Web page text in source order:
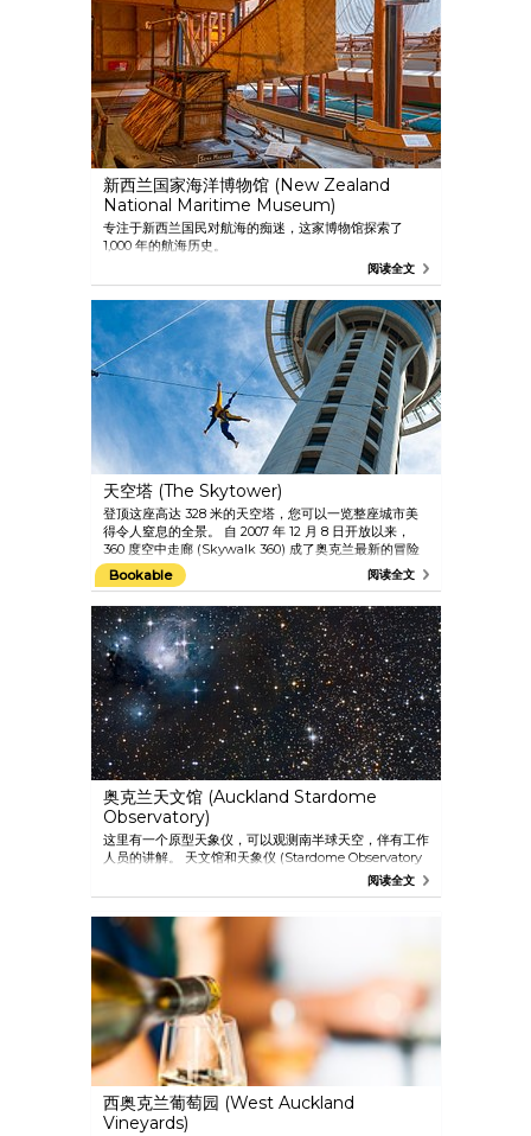
新西兰国家海洋博物馆 (New Zealand
National Maritime Museum)
专注于新西兰国民对航海的痴迷，这家博物馆探索了
1,000 年的航海历史。
阅读全文
天空塔 (The Skytower)
登顶这座高达 328 米的天空塔，您可以一览整座城市美
得令人窒息的全景。 自 2007 年 12 月 8 日开放以来，
360 度空中走廊 (Skywalk 360) 成了奥克兰最新的冒险
景点。 当您在天空塔的外围（悬空 192 米）走动时，空
中走廊绝对会让您保持高度警觉。 步行在 1.2 米宽的塔架
上时，奥克兰的三百六十度全景将尽收眼底，耳边响起的
是导游风趣幽默的讲解。
Bookable 阅读全文
奥克兰天文馆 (Auckland Stardome
Observatory)
这里有一个原型天象仪，可以观测南半球天空，伴有工作
人员的讲解。 天文馆和天象仪 (Stardome Observatory
& Planetarium) 是奥克兰地区最受欢迎、最为人所喜爱
的旅游景点之一。 参观天文馆是独特且充满趣味的学习
阅读全文
西奥克兰葡萄园 (West Auckland
Vineyards)